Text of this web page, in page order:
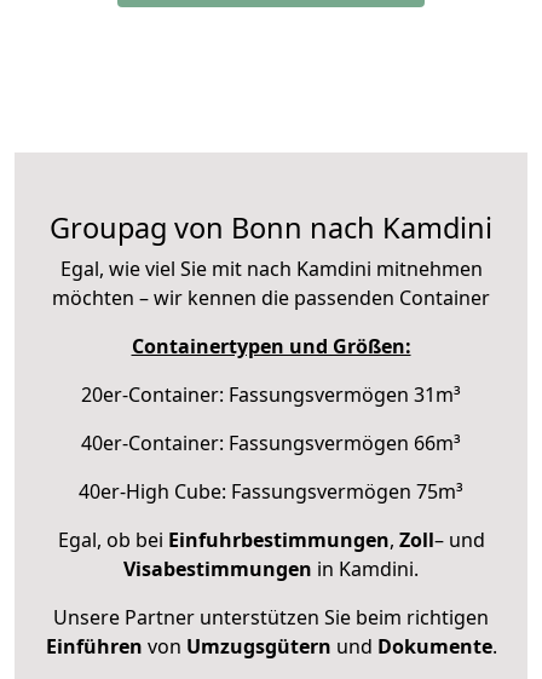
Groupag von Bonn nach Kamdini
Egal, wie viel Sie mit nach Kamdini mitnehmen
möchten – wir kennen die passenden Container
Containertypen und Größen:
20er-Container: Fassungsvermögen 31m³
40er-Container: Fassungsvermögen 66m³
40er-High Cube: Fassungsvermögen 75m³
Egal, ob bei Einfuhrbestimmungen, Zoll– und
Visabestimmungen in Kamdini.
Unsere Partner unterstützen Sie beim richtigen
Einführen von Umzugsgütern und Dokumente.